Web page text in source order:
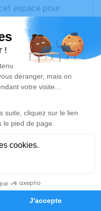
Hommages
espace pour
des photos
vos pensées
textes. Cet endroit
à honorer la
de Lavernose-